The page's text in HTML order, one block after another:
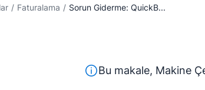
/ Faturalama / Sorun Giderme: QuickB...
Bu metin, İngilizceden
Bu makale, Makine